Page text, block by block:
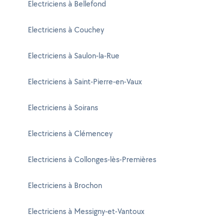
Electriciens à Bellefond
Electriciens à Couchey
Electriciens à Saulon-la-Rue
Electriciens à Saint-Pierre-en-Vaux
Electriciens à Soirans
Electriciens à Clémencey
Electriciens à Collonges-lès-Premières
Electriciens à Brochon
Electriciens à Messigny-et-Vantoux